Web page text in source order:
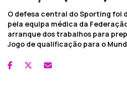
O defesa central do Sporting foi
pela equipa médica da
arranque dos trabalhos para
Jogo de qualificação para o